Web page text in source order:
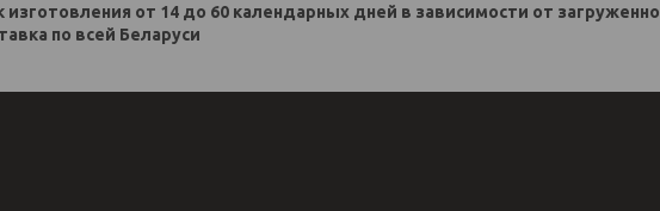
изготовления от 14 до 60 календарных дней в зависимости от
по всей Беларуси